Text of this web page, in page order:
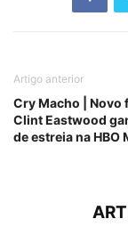
Artigo anterior
Cry Macho | Novo
Clint Eastwood
de estreia na HBO